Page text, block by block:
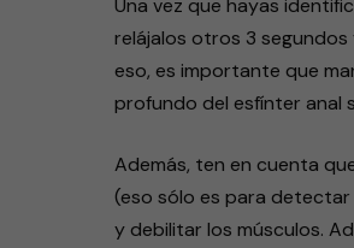
Una vez que hayas
relájalos otros 3
eso, es importante que
profundo del esfínter anal
Además, ten en cuenta
(eso sólo es para
y debilitar los músculos.